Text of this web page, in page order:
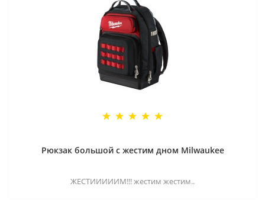
Рюкзак большой с жестим дном Milwaukee
ЖЕСТИИИИИМ!!! жестим жестим..